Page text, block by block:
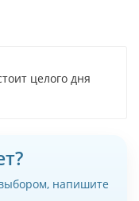
целого дня
напишите